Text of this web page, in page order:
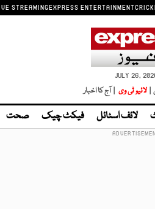
STREAMINGEXPRESS ENTERTAINMENT
JULY 26,
| لائیو ٹی وی | آج کا اخبار
لائف اسٹائل فیکٹ چیک صحت